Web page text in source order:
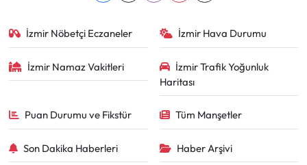
İzmir Nöbetçi Eczaneler İzmir Hava Durumu
İzmir Namaz Vakitleri
İzmir Trafik Yoğunluk
Haritası
Puan Durumu ve Fikstür Tüm Manşetler
Son Dakika Haberleri Haber Arşivi